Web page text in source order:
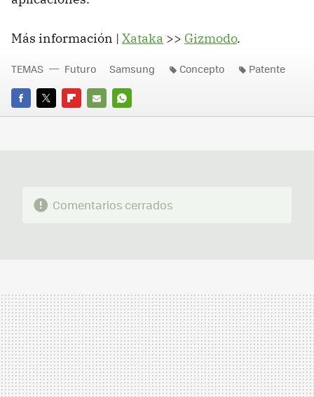
Más información | Xataka >> Gizmodo.
FACEBOOK
TWITTERFLIPBOARD
E-
WHATSAPP
TEMAS Futuro Samsung Concepto Patente
Comentarios cerrados